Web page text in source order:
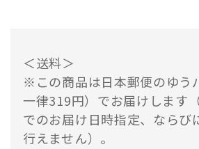
＜送料＞
※この商品は日本郵便のゆう
一律319円）でお届けします
でのお届け日時指定、ならび
行えません）。